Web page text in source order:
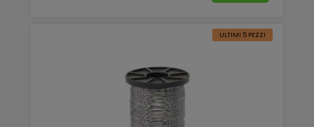
ULTIMI 5 PEZZI